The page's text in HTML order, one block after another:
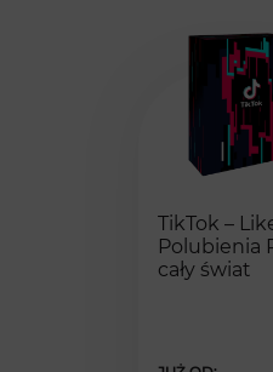
TikTok –
Polubienia
cały świat